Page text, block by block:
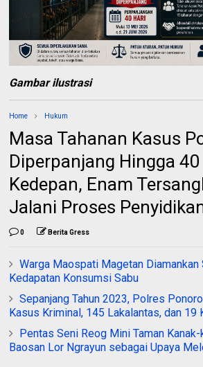
Gambar ilustrasi
Home Hukum
Masa Tahanan Kasus
Diperpanjang Hingga
Kedepan, Enam
Jalani Proses
0 Berita Gress
Warga Maospati Magetan
Kedapatan Konsumsi Sabu
Sepanjang Tahun 2023, Polres
Kasus Kriminal, 145 Lakalantas, dan 19
Pentas Seni Reog Mini Taman
Baosan Lor Ngrayun sebagai Upaya